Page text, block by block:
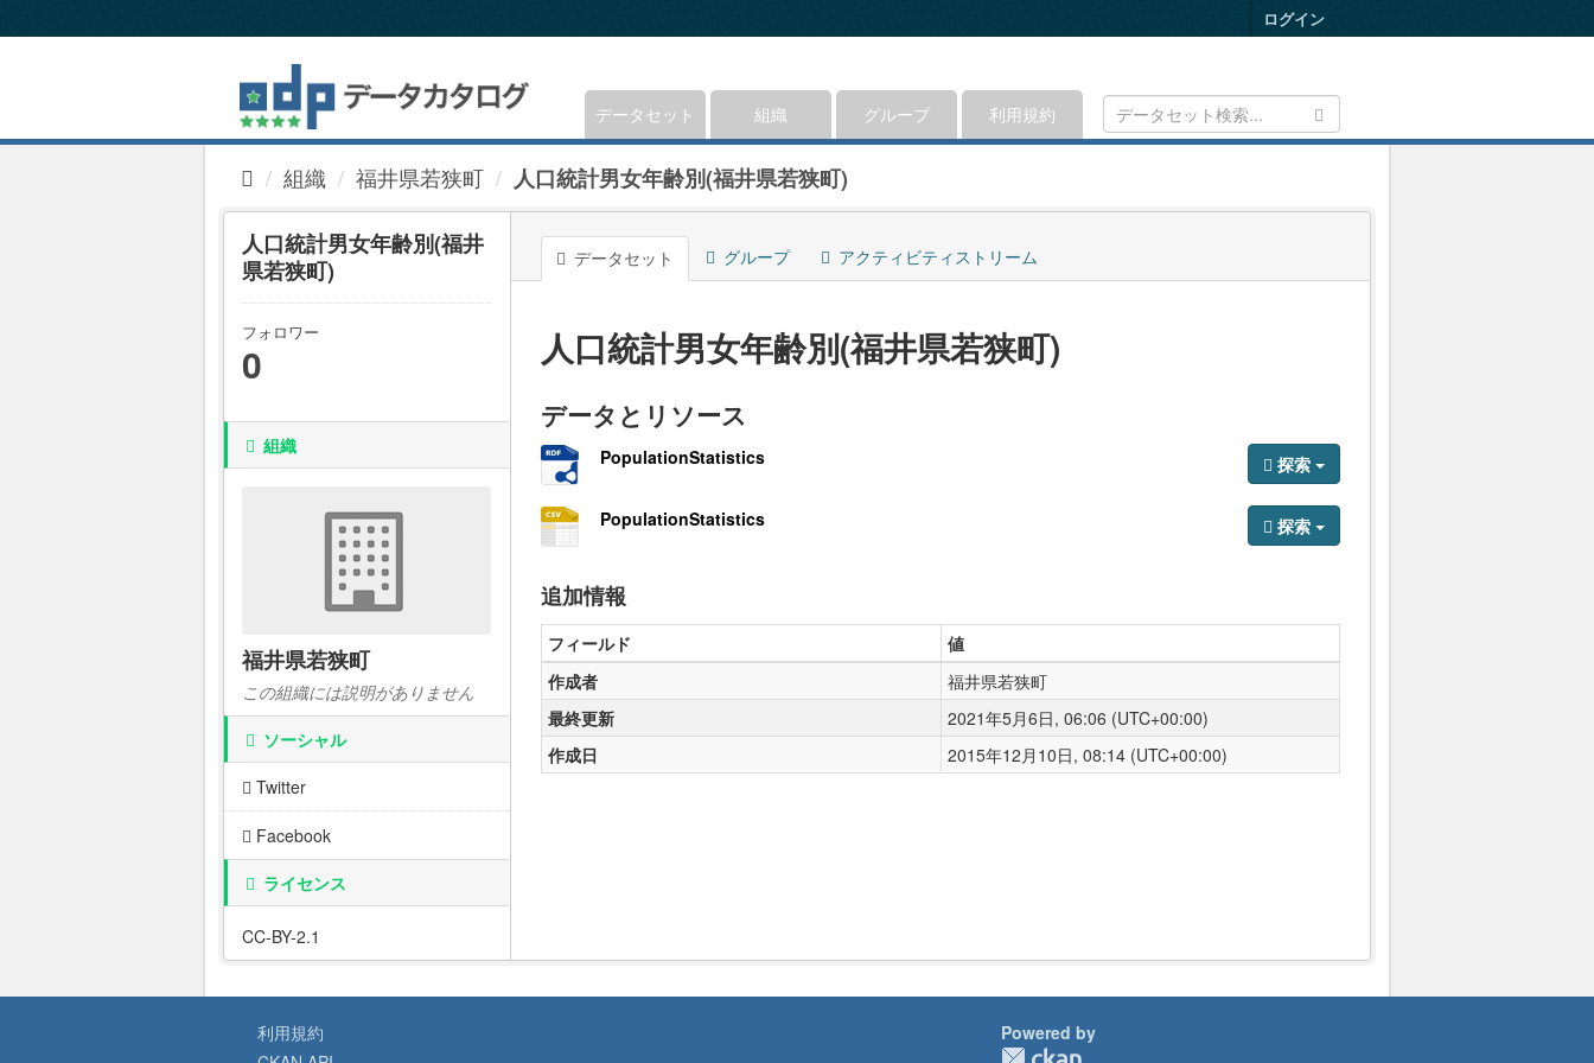
キ
ログイン
データセット 組織 グループ 利用規約
組織 福井県若狭町 人口統計男女年齢別(福井県若狭町)
人口統計男女年齢別(福井
県若狭町)
フォロワー
0
組織
福井県若狭町
この組織には説明がありません
ソーシャル
Twitter
Facebook
ライセンス
CC-BY-2.1
データセット グループ アクティビティストリーム
人口統計男女年齢別(福井県若狭町)
データとリソース
PopulationStatistics 探索
PopulationStatistics 探索
追加情報
フィールド
値
作成者
福井県若狭町
最終更新
2021年5月6日, 06:06 (UTC+00:00)
作成日
2015年12月10日, 08:14 (UTC+00:00)
利用規約
Powered by